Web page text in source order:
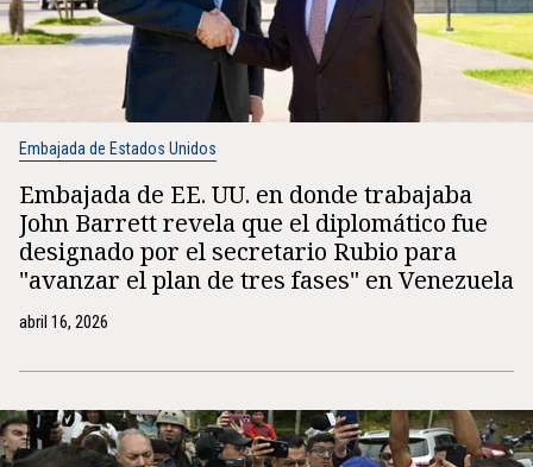
Embajada de Estados Unidos
Embajada de EE. UU. en donde trabajaba
John Barrett revela que el diplomático fue
designado por el secretario Rubio para
"avanzar el plan de tres fases" en Venezuela
abril 16, 2026